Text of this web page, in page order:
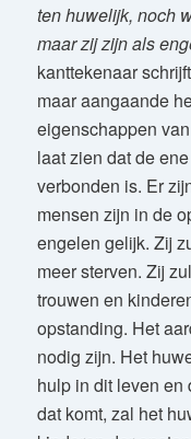
ten huwelijk, noch
maar zij zijn als
kanttekenaar
maar aangaande
eigenschappen
laat zien dat de
verbonden is. Er
mensen zijn in de
engelen gelijk. Zij
meer sterven. Zij
trouwen en
opstanding. Het
nodig zijn. Het
hulp in dit leven en
dat komt, zal het